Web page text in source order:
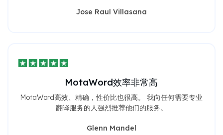
Jose Raul Villasana
MotaWord效率非常高
MotaWord高效、精确，性价比也很高。 我向任何需要专业
翻译服务的人强烈推荐他们的服务。
Glenn Mandel